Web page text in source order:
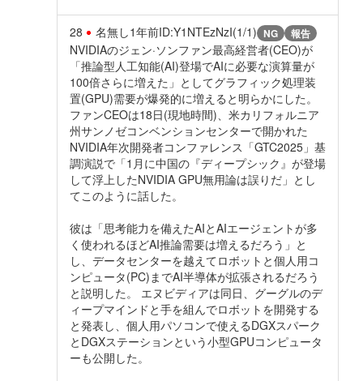
28 名無し1年前ID:Y1NTEzNzI(1/1) NG 報告
NVIDIAのジェン·ソンファン最高経営者(CEO)が
「推論型人工知能(AI)登場でAIに必要な演算量が
100倍さらに増えた」としてグラフィック処理装
置(GPU)需要が爆発的に増えると明らかにした。
ファンCEOは18日(現地時間)、米カリフォルニア
州サンノゼコンベンションセンターで開かれた
NVIDIA年次開発者コンファレンス「GTC2025」基
調演説で「1月に中国の『ディープシック』が登場
して浮上したNVIDIA GPU無用論は誤りだ」とし
てこのように話した。
彼は「思考能力を備えたAIとAIエージェントが多
く使われるほどAI推論需要は増えるだろう」と
し、データセンターを越えてロボットと個人用コ
ンピュータ(PC)までAI半導体が拡張されるだろう
と説明した。 エヌビディアは同日、グーグルのデ
ィープマインドと手を組んでロボットを開発する
と発表し、個人用パソコンで使えるDGXスパーク
とDGXステーションという小型GPUコンピュータ
ーも公開した。